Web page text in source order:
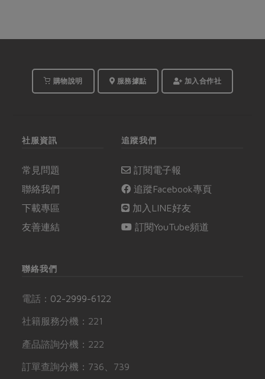
購物說明 服務據點 加入合作社
社服資訊
常見問題
聯絡我們
下載專區
友善連結
追蹤我們
訂閱電子報
追蹤Facebook專頁
加入LINE好友
訂閱YouTube頻道
聯絡我們
電話： 02-2999-6122
社籍服務分機：221
產品諮詢分機：222
訂單查詢分機：736、739